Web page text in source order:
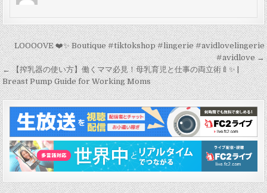
投
稿
ナ
ビ
ゲ
ー
シ
ョ
ン
LOOOOVE ❤️✨ Boutique #tiktokshop #lingerie #avidlovelingerie
#avidlove →
← 【搾乳器の使い方】働くママ必見！母乳育児と仕事の両立術🍼✨ |
Breast Pump Guide for Working Moms